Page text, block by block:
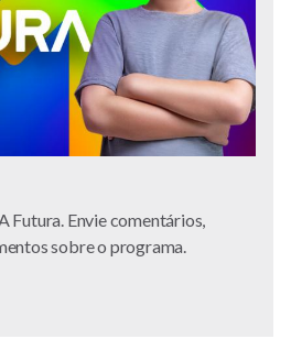
Futura. Envie comentários,
sobre o programa.